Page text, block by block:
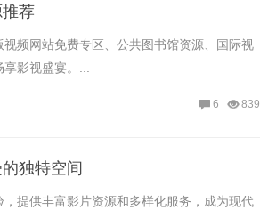
荐
频网站免费专区、公共图书馆资源、国际视
影视盛宴。...
839
6
独特空间
提供丰富影片资源和多样化服务，成为现代